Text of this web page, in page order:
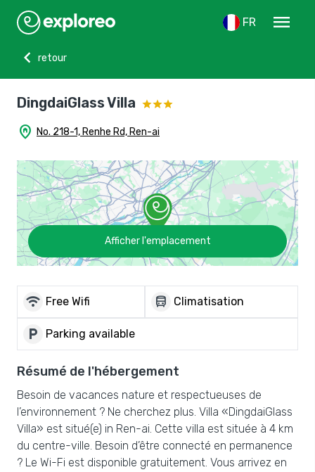
FR
menu
chevron_left
retour
DingdaiGlass Villa
home_pin No. 218-1, Renhe Rd, Ren-ai
Afficher l'emplacement
wifi Free Wifi directions_bus Climatisation
local_parking Parking available
Résumé de l'hébergement
Besoin de vacances nature et respectueuses de
l’environnement ? Ne cherchez plus. Villa «DingdaiGlass
Villa» est situé(e) in Ren-ai. Cette villa est située à 4 km
du centre-ville. Besoin d’être connecté en permanence
? Le Wi-Fi est disponible gratuitement. Vous arrivez en